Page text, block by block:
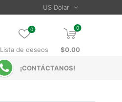
Lista de deseos
0 0
$0.00
¡CONTÁCTANOS!